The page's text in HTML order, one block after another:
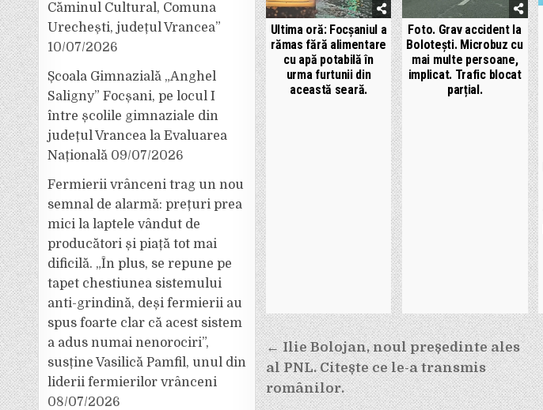
Ultima oră: Focșaniul a
rămas fără alimentare
cu apă potabilă în
urma furtunii din
această seară.
Foto. Grav accident la
Bolotești. Microbuz cu
mai multe persoane,
implicat. Trafic blocat
parțial.
Navigare
în
articole
← Ilie Bolojan, noul președinte ales
al PNL. Citește ce le-a transmis
românilor.
Căminul Cultural, Comuna
Urechești, județul Vrancea”
10/07/2026
Școala Gimnazială „Anghel
Saligny” Focșani, pe locul I
între școlile gimnaziale din
județul Vrancea la Evaluarea
Națională 09/07/2026
Fermierii vrânceni trag un nou
semnal de alarmă: prețuri prea
mici la laptele vândut de
producători și piață tot mai
dificilă. „În plus, se repune pe
tapet chestiunea sistemului
anti-grindină, deși fermierii au
spus foarte clar că acest sistem
a adus numai nenorociri”,
susține Vasilică Pamfil, unul din
liderii fermierilor vrânceni
08/07/2026